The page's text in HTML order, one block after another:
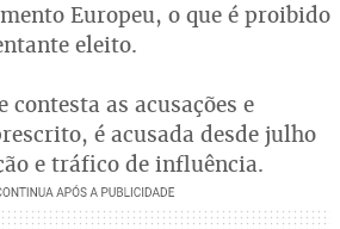
Europeu, o que é proibido
eleito.
as acusações e
é acusada desde julho
e tráfico de influência.